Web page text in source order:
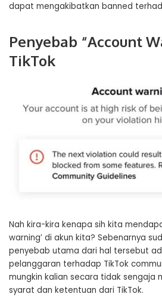
dapat mengakibatkan banned
Penyebab “Account
TikTok
Nah kira-kira kenapa sih kita
warning’ di akun kita? Sebenarnya
penyebab utama dari hal tersebut
pelanggaran terhadap TikTok
mungkin kalian secara tidak sengaja
syarat dan ketentuan dari TikTok.